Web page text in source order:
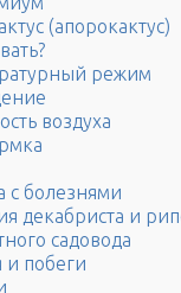
(апорокактус)
режим
воздуха
с болезнями
декабриста и
садовода
и побеги